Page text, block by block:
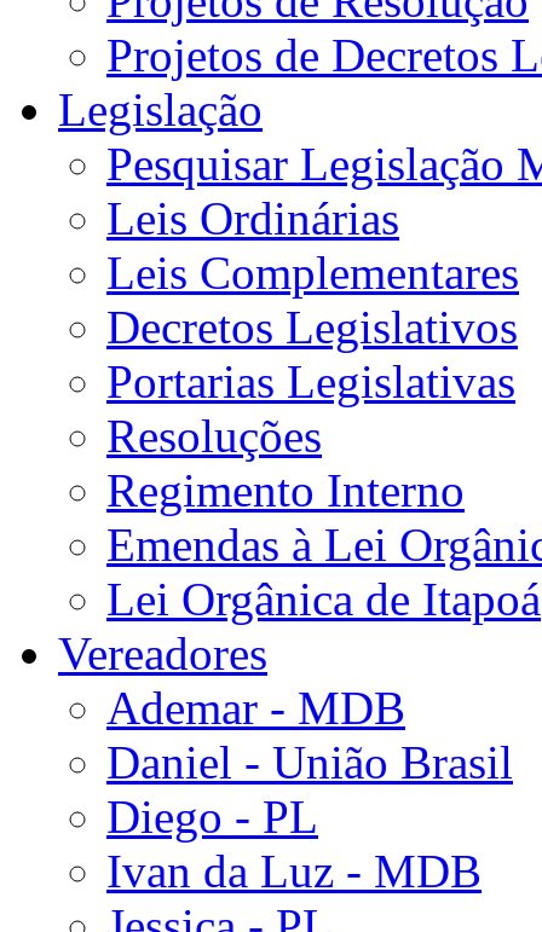
Projetos de Decretos
Legislação
Pesquisar Legislação
Leis Ordinárias
Leis Complementares
Decretos Legislativos
Portarias Legislativas
Resoluções
Regimento Interno
Emendas à Lei
Lei Orgânica de Itapoá
Vereadores
Ademar - MDB
Daniel - União Brasil
Diego - PL
Ivan da Luz - MDB